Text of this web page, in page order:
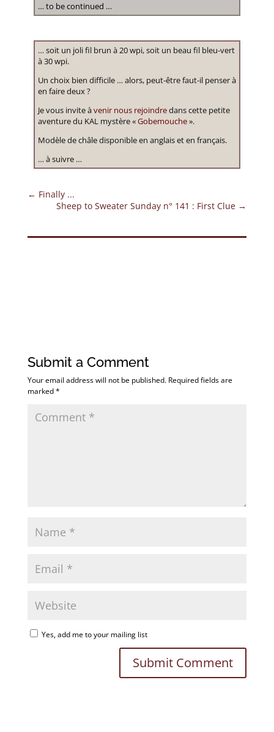
… to be continued …
… soit un joli fil brun à 20 wpi, soit un beau fil bleu-vert
à 30 wpi.
Un choix bien difficile … alors, peut-être faut-il penser à
en faire deux ?
Je vous invite àvenir nous rejoindredans cette petite
aventure du KAL mystère «Gobemouche».
Modèle de châle disponible en anglais et en français.
… à suivre …
← Finally ...
Sheep to Sweater Sunday n° 141 : First Clue →
Submit a Comment
Your email address will not be published. Required fields are
marked*
Yes, add me to your mailing list